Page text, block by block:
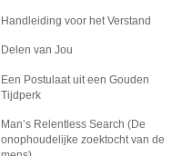
Handleiding voor het Verstand
Delen van Jou
Een Postulaat uit een Gouden
Tijdperk
Man’s Relentless Search (De
onophoudelijke zoektocht van de